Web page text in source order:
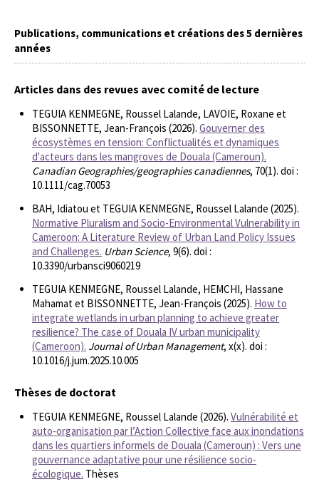
Publications, communications et créations des 5 dernières
années
Articles dans des revues avec comité de lecture
TEGUIA KENMEGNE, Roussel Lalande, LAVOIE, Roxane et
BISSONNETTE, Jean-François (2026). Gouverner des
écosystèmes en tension: Conflictualités et dynamiques
d'acteurs dans les mangroves de Douala (Cameroun).
Canadian Geographies/geographies canadiennes, 70(1). doi :
10.1111/cag.70053
BAH, Idiatou et TEGUIA KENMEGNE, Roussel Lalande (2025).
Normative Pluralism and Socio-Environmental Vulnerability in
Cameroon: A Literature Review of Urban Land Policy Issues
and Challenges. Urban Science, 9(6). doi :
10.3390/urbansci9060219
TEGUIA KENMEGNE, Roussel Lalande, HEMCHI, Hassane
Mahamat et BISSONNETTE, Jean-François (2025). How to
integrate wetlands in urban planning to achieve greater
resilience? The case of Douala IV urban municipality
(Cameroon). Journal of Urban Management, x(x). doi :
10.1016/j.jum.2025.10.005
Thèses de doctorat
TEGUIA KENMEGNE, Roussel Lalande (2026). Vulnérabilité et
auto-organisation par l’Action Collective face aux inondations
dans les quartiers informels de Douala (Cameroun) : Vers une
gouvernance adaptative pour une résilience socio-
écologique. Thèses